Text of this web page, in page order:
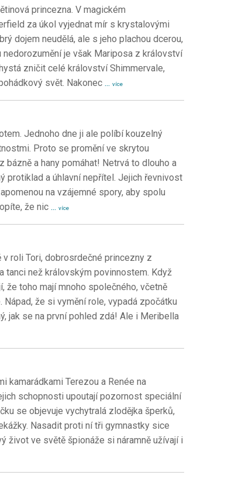
princezna. V magickém
za úkol vyjednat mír s krystalovými
dojem neudělá, ale s jeho plachou dcerou,
je však Mariposa z království
zničit celé království Shimmervale,
svět. Nakonec ... více
Jednoho dne ji ale políbí kouzelný
Proto se promění ve skrytou
a hany pomáhat! Netrvá to dlouho a
protiklad a úhlavní nepřítel. Jejich řevnivost
na vzájemné spory, aby spolu
že nic ... více
roli Tori, dobrosrdečné princezny z
tanci než královským povinnostem. Když
že toho mají mnoho společného, včetně
že si vymění role, vypadá zpočátku
jak se na první pohled zdá! Ale i Meribella
kamarádkami Terezou a Renée na
schopnosti upoutají pozornost speciální
se objevuje vychytralá zlodějka šperků,
Nasadit proti ní tři gymnastky sice
život ve světě špionáže si náramně užívají i